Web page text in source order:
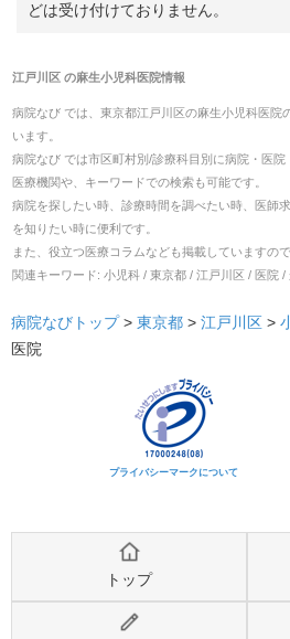
どは受け付けておりません。
江戸川区 の麻生小児科医院情報
病院なび では、 東京都江戸川区の麻生小児科医院
います。
病院なび では市区町村別/診療科目別に病院・医
医療機関や、キーワードでの検索も可能です。
病院を探したい時、診療時間を調べたい時、医師
を知りたい時に便利です。
また、役立つ医療コラムなども掲載していますの
関連キーワード: 小児科 / 東京都 / 江戸川区 / 医院 /
病院なびトップ > 東京都 > 江戸川区 >
医院
プライバシーマークについて
トップ